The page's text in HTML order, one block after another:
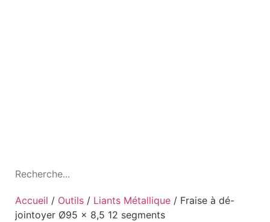
Accueil / Outils / Liants Métallique / Fraise à dé-
jointoyer Ø95 x 8,5 12 segments